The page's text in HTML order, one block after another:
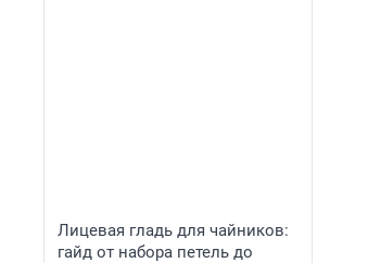
Лицевая гладь для чайников:
гайд от набора петель до